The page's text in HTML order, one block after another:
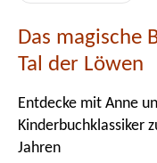
Das magische
Tal der Löwen
Entdecke mit Anne
Kinderbuchklassiker
Jahren